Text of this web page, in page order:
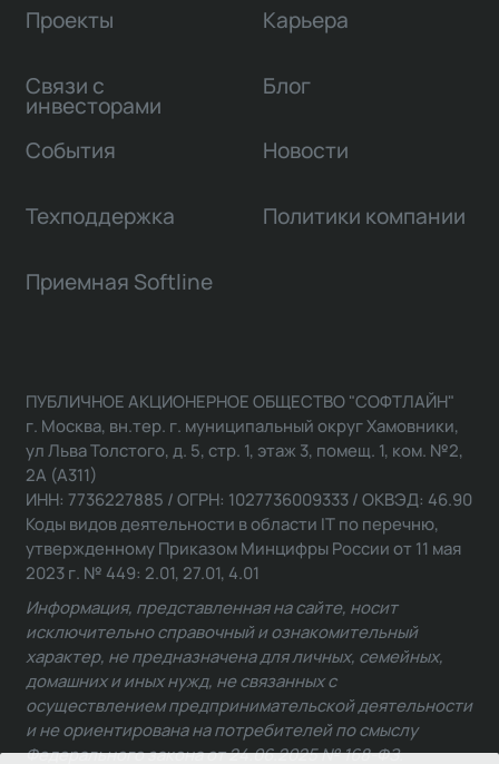
Проекты
Связи с
инвесторами
Карьера
Блог
События Новости
Техподдержка Политики компании
Приемная Softline
ПУБЛИЧНОЕ АКЦИОНЕРНОЕ ОБЩЕСТВО "СОФТЛАЙН"
г. Москва, вн.тер. г. муниципальный округ Хамовники,
ул Льва Толстого, д. 5, стр. 1, этаж 3, помещ. 1, ком. №2,
2А (А311)
ИНН: 7736227885 / ОГРН: 1027736009333 / ОКВЭД: 46.90
Коды видов деятельности в области IT по перечню,
утвержденному Приказом Минцифры России от 11 мая
2023 г. № 449: 2.01, 27.01, 4.01
Информация, представленная на сайте, носит
исключительно справочный и ознакомительный
характер, не предназначена для личных, семейных,
домашних и иных нужд, не связанных с
осуществлением предпринимательской деятельности
и не ориентирована на потребителей по смыслу
Федерального закона от 24.06.2025 № 168-ФЗ.